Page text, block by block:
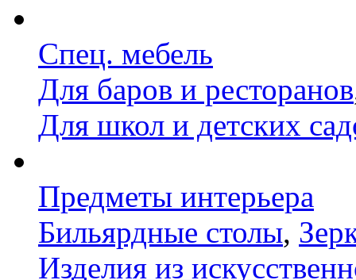
Спец. мебель
Для баров и ресторанов
Для школ и детских
Предметы интерьера
Бильярдные столы,
Изделия из